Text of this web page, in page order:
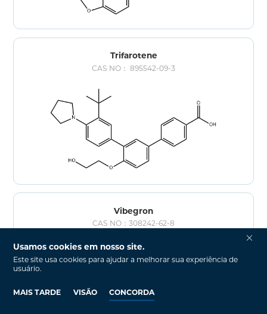
Usamos cookies em nosso site.
Este site usa cookies para ajudar a melhorar sua experiência de
usuário.
MAIS TARDE VISÃO CONCORDA
Trifarotene
CAS NO： 895542-09-3
Vibegron
CAS NO：308242-62-8